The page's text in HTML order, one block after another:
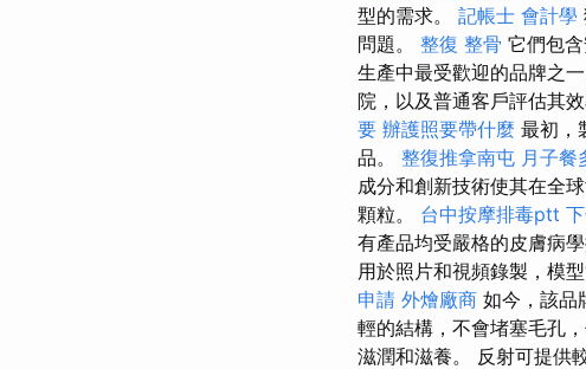
型的需求。 記帳士 會計學
問題。 整復 整骨 它們包
生產中最受歡迎的品牌之一
院，以及普通客戶評估其
要 辦護照要帶什麼 最初，
品。 整復推拿南屯 月子餐
成分和創新技術使其在全
顆粒。 台中按摩排毒ptt
有產品均受嚴格的皮膚病
用於照片和視頻錄製，模
申請 外燴廠商 如今，該品
輕的結構，不會堵塞毛孔
滋潤和滋養。 反射可提供